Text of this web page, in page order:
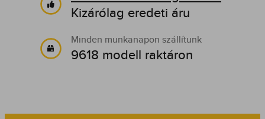
Kizárólag eredeti áru
Minden munkanapon szállítunk
9618 modell raktáron